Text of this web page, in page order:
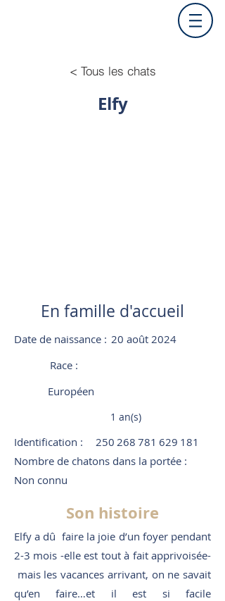
< Tous les chats
Elfy
En famille d'accueil
Date de naissance :20 août 2024
Race :
Européen
1 an(s)
Identification :
250 268 781 629 181
Nombre de chatons dans la portée :
Non connu
Son histoire
Elfy a dû faire la joie d’un foyer pendant
2-3 mois -elle est tout à fait apprivoisée-
mais les vacances arrivant, on ne savait
qu’en faire…et il est si facile